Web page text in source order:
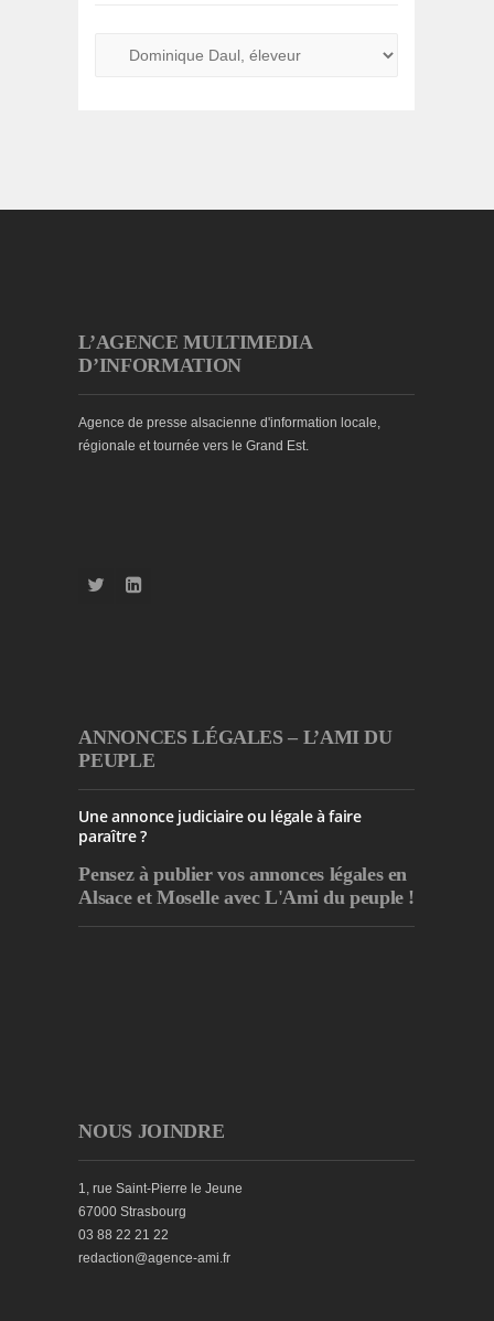
L’AGENCE MULTIMEDIA
D’INFORMATION
Agence de presse alsacienne d'information locale,
régionale et tournée vers le Grand Est.
ANNONCES LÉGALES – L’AMI DU
PEUPLE
Une annonce judiciaire ou légale à faire
paraître ?
Pensez à publiervos annonces légales en
Alsace et Moselle avec L'Ami du peuple !
NOUS JOINDRE
1, rue Saint-Pierre le Jeune
67000 Strasbourg
03 88 22 21 22
redaction@agence-ami.fr